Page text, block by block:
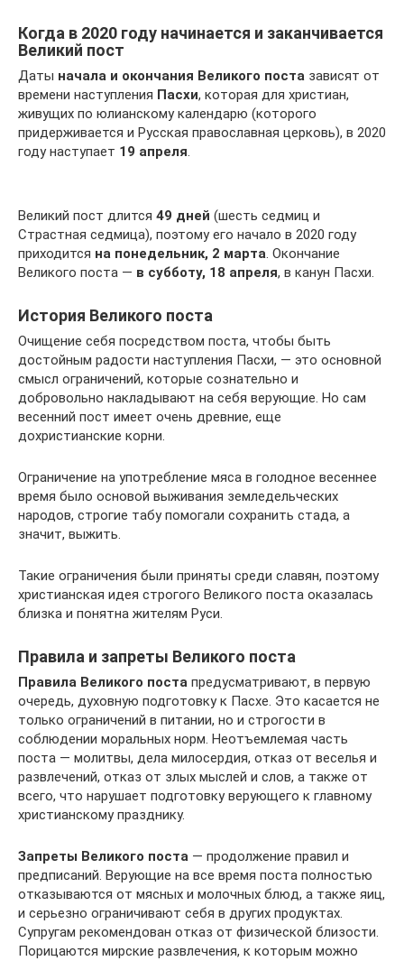
Когда в 2020 году начинается и заканчивается
Великий пост
Даты начала и окончания Великого поста зависят от
времени наступления Пасхи, которая для христиан,
живущих по юлианскому календарю (которого
придерживается и Русская православная церковь), в 2020
году наступает 19 апреля.
Великий пост длится 49 дней (шесть седмиц и
Страстная седмица), поэтому его начало в 2020 году
приходится на понедельник, 2 марта. Окончание
Великого поста — в субботу, 18 апреля, в канун Пасхи.
История Великого поста
Очищение себя посредством поста, чтобы быть
достойным радости наступления Пасхи, — это основной
смысл ограничений, которые сознательно и
добровольно накладывают на себя верующие. Но сам
весенний пост имеет очень древние, еще
дохристианские корни.
Ограничение на употребление мяса в голодное весеннее
время было основой выживания земледельческих
народов, строгие табу помогали сохранить стада, а
значит, выжить.
Такие ограничения были приняты среди славян, поэтому
христианская идея строгого Великого поста оказалась
близка и понятна жителям Руси.
Правила и запреты Великого поста
Правила Великого поста предусматривают, в первую
очередь, духовную подготовку к Пасхе. Это касается не
только ограничений в питании, но и строгости в
соблюдении моральных норм. Неотъемлемая часть
поста — молитвы, дела милосердия, отказ от веселья и
развлечений, отказ от злых мыслей и слов, а также от
всего, что нарушает подготовку верующего к главному
христианскому празднику.
Запреты Великого поста — продолжение правил и
предписаний. Верующие на все время поста полностью
отказываются от мясных и молочных блюд, а также яиц,
и серьезно ограничивают себя в других продуктах.
Супругам рекомендован отказ от физической близости.
Порицаются мирские развлечения, к которым можно